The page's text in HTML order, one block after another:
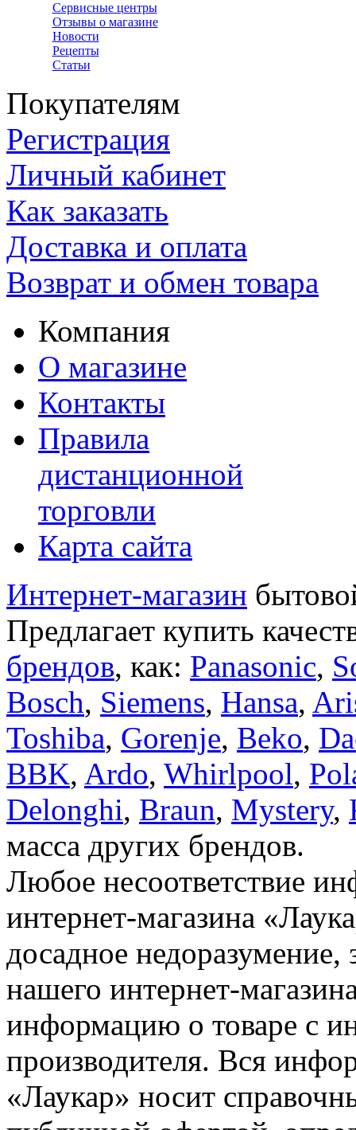
Сервисные центры
Отзывы о магазине
Новости
Рецепты
Статьи
Покупателям
Регистрация
Личный кабинет
Как заказать
Доставка и оплата
Возврат и обмен товара
Компания
О магазине
Контакты
Правила
дистанционной
торговли
Карта сайта
Интернет-магазин
Предлагает купить
брендов, как: Panasonic,
Bosch, Siemens, Hansa,
Toshiba, Gorenje, Beko,
BBK, Ardo, Whirlpool,
Delonghi, Braun, Mystery,
масса других брендов.
Любое несоответствие
интернет-магазина
досадное недоразумение,
нашего интернет-
информацию о товаре с
производителя. Вся
«Лаукар» носит